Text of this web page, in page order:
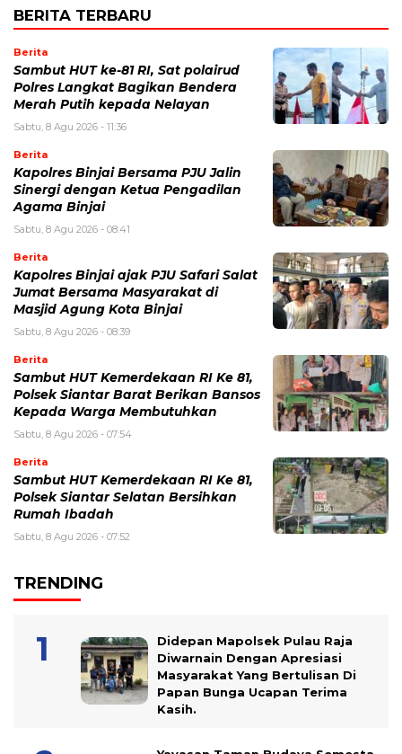
BERITA TERBARU
Berita
Sambut HUT ke-81 RI, Sat polairud
Polres Langkat Bagikan Bendera
Merah Putih kepada Nelayan
Sabtu, 8 Agu 2026 - 11:36
Berita
Kapolres Binjai Bersama PJU Jalin
Sinergi dengan Ketua Pengadilan
Agama Binjai
Sabtu, 8 Agu 2026 - 08:41
Berita
Kapolres Binjai ajak PJU Safari Salat
Jumat Bersama Masyarakat di
Masjid Agung Kota Binjai
Sabtu, 8 Agu 2026 - 08:39
Berita
Sambut HUT Kemerdekaan RI Ke 81,
Polsek Siantar Barat Berikan Bansos
Kepada Warga Membutuhkan
Sabtu, 8 Agu 2026 - 07:54
Berita
Sambut HUT Kemerdekaan RI Ke 81,
Polsek Siantar Selatan Bersihkan
Rumah Ibadah
Sabtu, 8 Agu 2026 - 07:52
TRENDING
Didepan Mapolsek Pulau Raja
Diwarnain Dengan Apresiasi
Masyarakat Yang Bertulisan Di
Papan Bunga Ucapan Terima
Kasih.